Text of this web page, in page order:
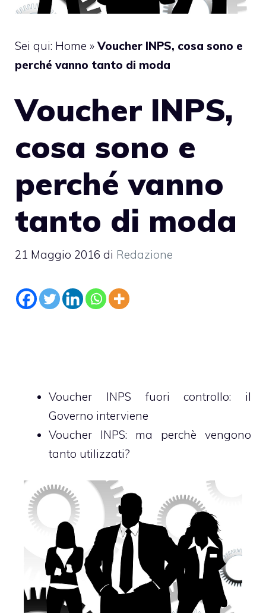
Sei qui: Home »Voucher INPS, cosa sono e
perché vanno tanto di moda
Voucher INPS,
cosa sono e
perché vanno
tanto di moda
21 Maggio 2016 di Redazione
Voucher INPS fuori controllo: il
Governo interviene
Voucher INPS: ma perchè vengono
tanto utilizzati?